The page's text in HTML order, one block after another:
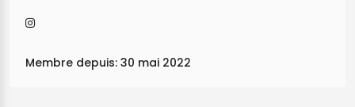
Membre depuis: 30 mai 2022